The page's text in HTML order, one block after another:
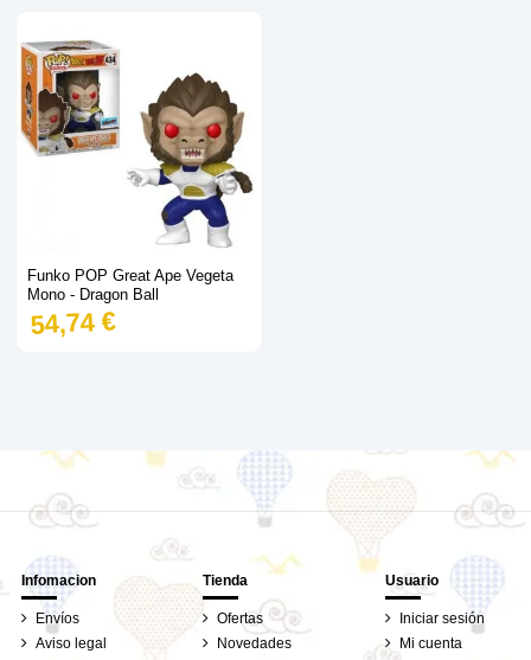
Funko POP Great Ape Vegeta
Mono - Dragon Ball
54,74 €
Infomacion
Envíos
Aviso legal
Tienda
Ofertas
Novedades
Usuario
Iniciar sesión
Mi cuenta